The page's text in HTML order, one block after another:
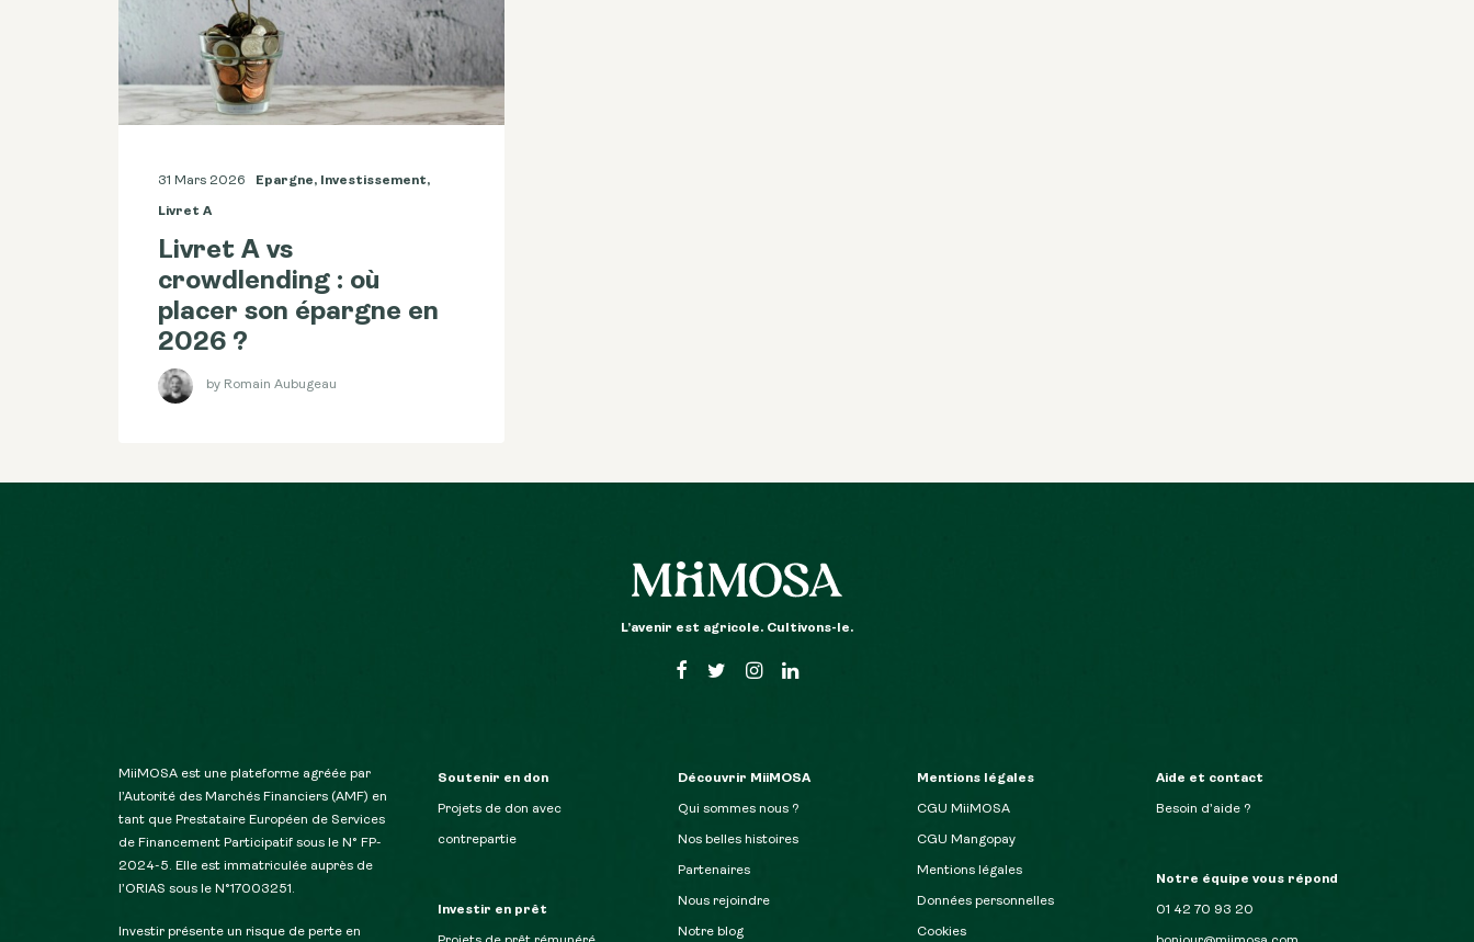
31 Mars 2026 Epargne, Investissement,
Livret A
Livret A vs
crowdlending : où
placer son épargne en
2026 ?
by Romain Aubugeau
L’avenir est agricole. Cultivons-le.
MiiMOSA est une plateforme agréée par
l’Autorité des Marchés Financiers (AMF) en
tant que Prestataire Européen de Services
de Financement Participatif sous le N° FP-
2024-5. Elle est immatriculée auprès de
l’ORIAS sous le N°17003251.
Investir présente un risque de perte en
Soutenir en don
Projets de don avec
contrepartie
Investir en prêt
Découvrir MiiMOSA
Qui sommes nous ?
Nos belles histoires
Partenaires
Nous rejoindre
Notre blog
Mentions légales
CGU MiiMOSA
CGU Mangopay
Mentions légales
Données personnelles
Cookies
Aide et contact
Besoin d’aide ?
Notre équipe vous répond
01 42 70 93 20